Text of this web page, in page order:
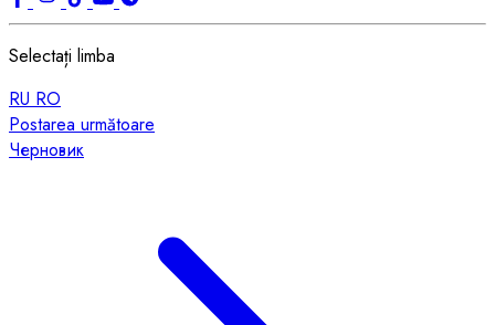
Selectați limba
RU RO
Postarea următoare
Черновик